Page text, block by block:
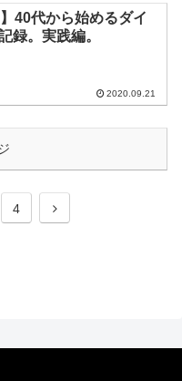
】40代から始めるダイ
録。実践編。
2020.09.21
4 次